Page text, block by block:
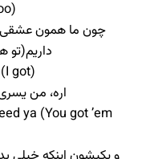
چون ما همون عشقی
got)
اره، من
ya (You got ’em